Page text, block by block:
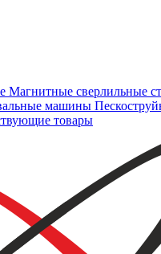
Магнитные сверлильные
машины
товары